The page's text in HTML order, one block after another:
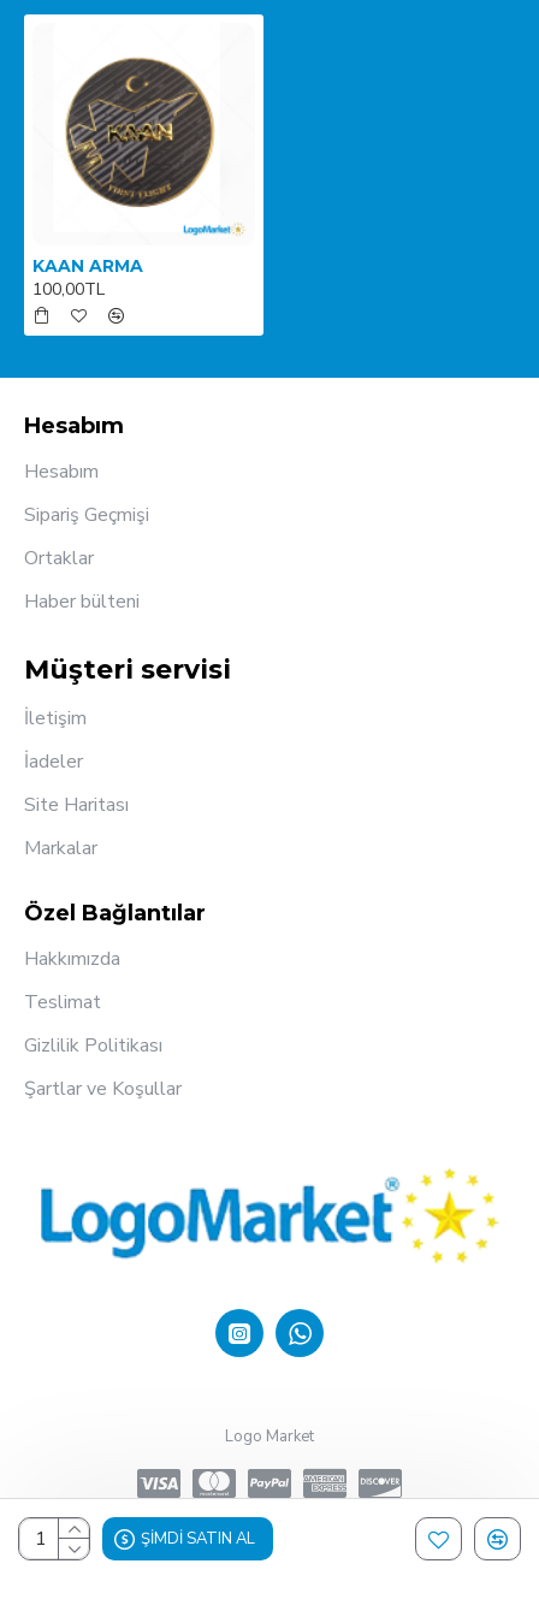
ŞIMDI SATIN AL
KAAN ARMA
100,00TL
Hesabım
Hesabım
Sipariş Geçmişi
Ortaklar
Haber bülteni
Müşteri servisi
İletişim
İadeler
Site Haritası
Markalar
Özel Bağlantılar
Hakkımızda
Teslimat
Gizlilik Politikası
Şartlar ve Koşullar
Logo Market
Design, Hosting & Support By Shopgez.com